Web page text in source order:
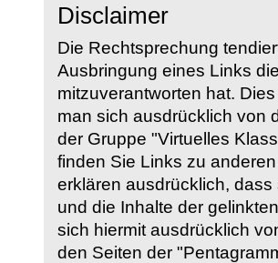
Disclaimer
Die Rechtsprechung
Ausbringung eines Links
mitzuverantworten hat.
man sich ausdrücklich von
der Gruppe "Virtuelles
finden Sie Links zu
erklären ausdrücklich,
und die Inhalte der
sich hiermit ausdrücklich
den Seiten der